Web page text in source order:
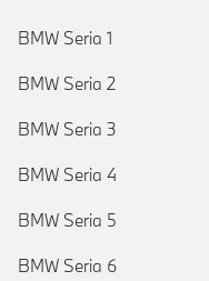
BMW Seria 1
BMW Seria 2
BMW Seria 3
BMW Seria 4
BMW Seria 5
BMW Seria 6